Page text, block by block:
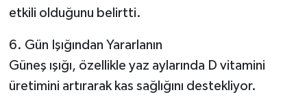
etkili olduğunu belirtti.
6. Gün Işığından Yararlanın
Güneş ışığı, özellikle yaz aylarında D vitamini
üretimini artırarak kas sağlığını destekliyor.